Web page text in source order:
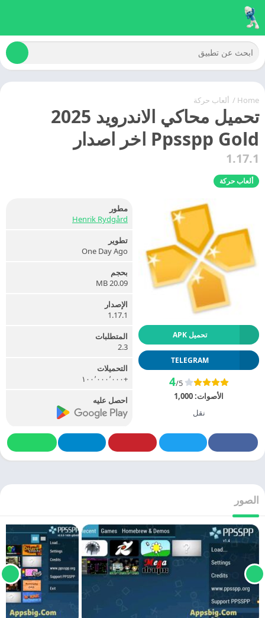
Home
/ ألعاب حركة
تحميل محاكي الاندرويد 2025
Ppsspp Gold اخر اصدار
1.17.1
ألعاب حركة
تحميل APK
TELEGRAM
4/5
الأصوات:1,000
نقل
مطور
Henrik Rydgård
تطوير
One Day Ago
بحجم
20.09 MB
الإصدار
1.17.1
المتطلبات
2.3
التحميلات
+١٠٠٬٠٠٠٬٠٠٠
احصل عليه
الصور